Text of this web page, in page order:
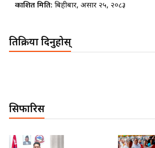
प्रकाशित मिति: बिहीबार, असार २५, २०८३
प्रतिक्रिया दिनुहोस्
सिफारिस